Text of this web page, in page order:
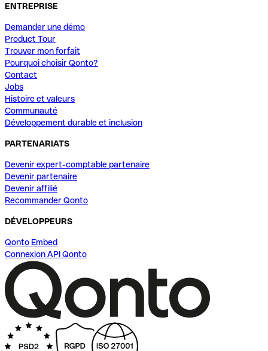
ENTREPRISE
Demander une démo
Product Tour
Trouver mon forfait
Pourquoi choisir Qonto?
Contact
Jobs
Histoire et valeurs
Communauté
Développement durable et inclusion
PARTENARIATS
Devenir expert-comptable partenaire
Devenir partenaire
Devenir affilié
Recommander Qonto
DÉVELOPPEURS
Qonto Embed
Connexion API Qonto